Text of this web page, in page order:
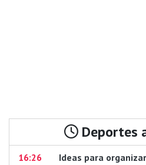
Deportes
16:26
Ideas para